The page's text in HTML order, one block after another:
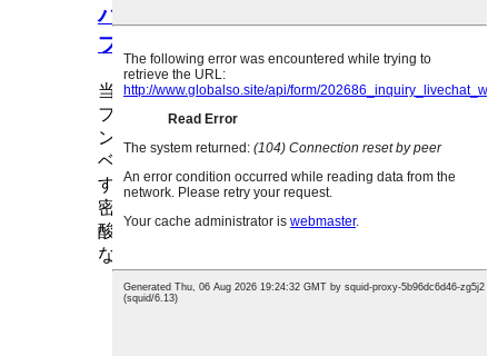
バスボム ホテルショクブツ ホイッ
プフォーム 工場最高価格
当社のプロフェッショナルグレードのバス
フォームOEMサービスは、プレミアムブラ
ンド向けに、完全なカスタム処方とプライ
ベートラベルソリューションを提供しま
す。pHバランス（5.0～5.8）の処方は、高
密度マイクロフォーム技術を採用し、肌の
酸性マントルを保護しながら、以下のよう
な臨床グレードの成分を配合しています。
72時間保湿するヒアルロン酸複合体